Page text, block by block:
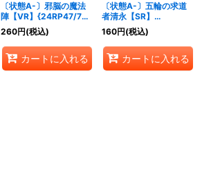
〔状態A-〕邪脳の魔法
陣【VR】{24RP47/76}
《多》
260円(税込)
カートに入れる
〔状態A-〕五輪の求道
者清永【SR】
{24RP4S11/S11}《多》
160円(税込)
カートに入れる